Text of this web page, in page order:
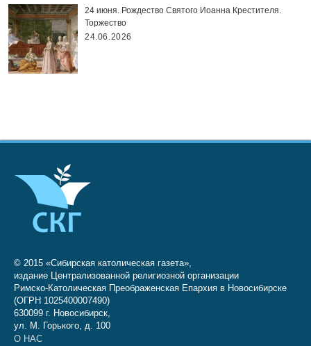
24 июня. Рождество Святого Иоанна Крестителя.
Торжество
24.06.2026
© 2015 «Сибирская католическая газета»,
издание Централизованной религиозной организации
Римско-Католическая Преображенская Епархия в Новосибирске
(ОГРН 1025400007490)
630099 г. Новосибирск,
ул. М. Горького, д. 100
О НАС